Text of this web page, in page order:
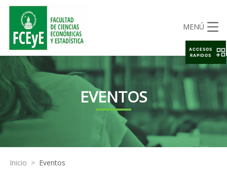
MENÚ
EVENTOS
Inicio > Eventos
ACCESOS
RAPIDOS